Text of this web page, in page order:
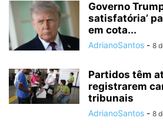
Governo
satisfatória’
em cota...
AdrianoSantos - 8
Partidos têm
registrarem
tribunais
AdrianoSantos - 8